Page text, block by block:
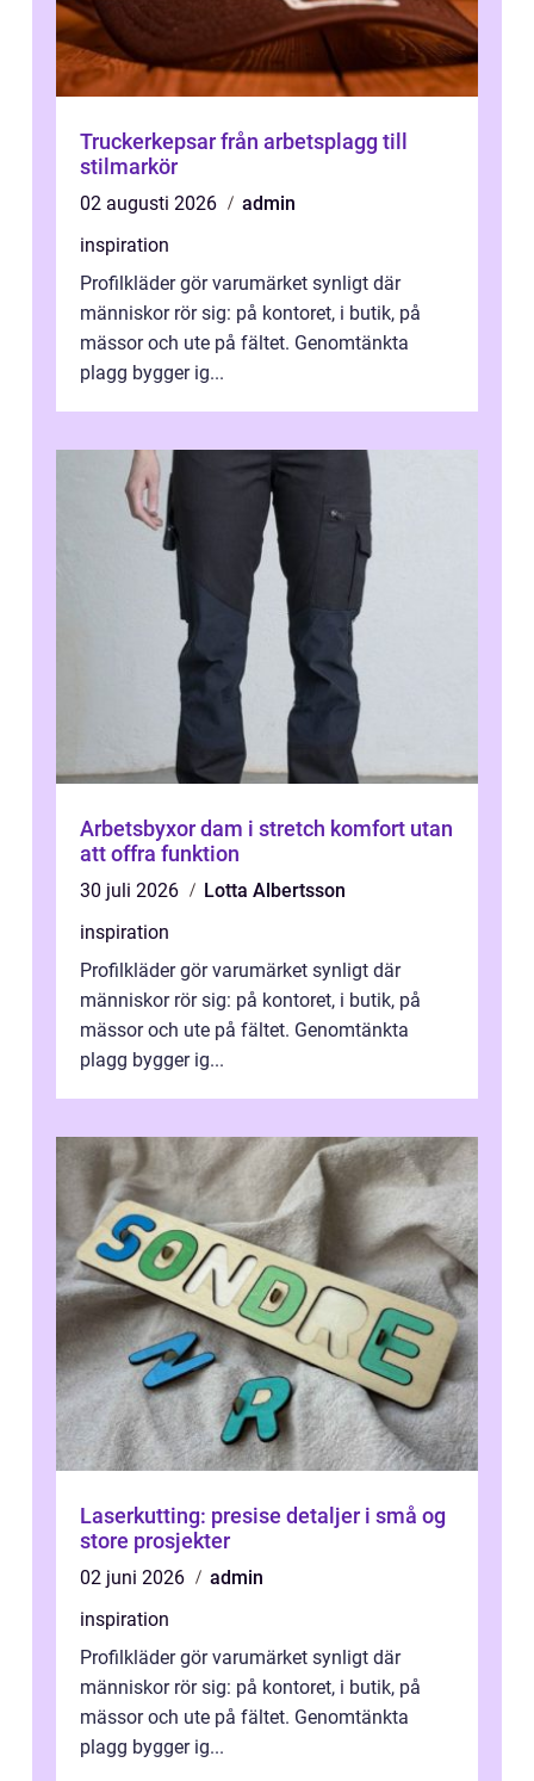
Truckerkepsar från arbetsplagg till
stilmarkör
02 augusti 2026
admin
inspiration
Profilkläder gör varumärket synligt där
människor rör sig: på kontoret, i butik, på
mässor och ute på fältet. Genomtänkta
plagg bygger ig...
Arbetsbyxor dam i stretch komfort utan
att offra funktion
30 juli 2026
Lotta Albertsson
inspiration
Profilkläder gör varumärket synligt där
människor rör sig: på kontoret, i butik, på
mässor och ute på fältet. Genomtänkta
plagg bygger ig...
Laserkutting: presise detaljer i små og
store prosjekter
02 juni 2026
admin
inspiration
Profilkläder gör varumärket synligt där
människor rör sig: på kontoret, i butik, på
mässor och ute på fältet. Genomtänkta
plagg bygger ig...